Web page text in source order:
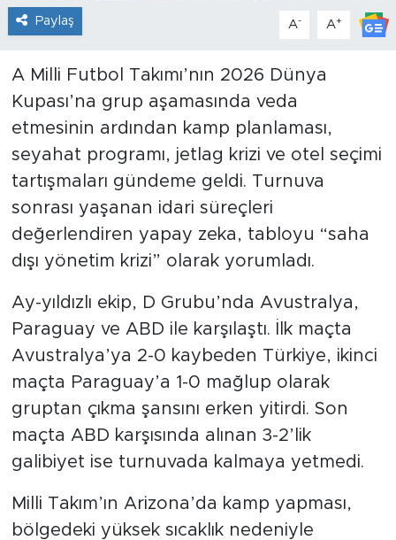
Paylaş A- A+
A Milli Futbol Takımı’nın 2026 Dünya
Kupası’na grup aşamasında veda
etmesinin ardından kamp planlaması,
seyahat programı, jetlag krizi ve otel seçimi
tartışmaları gündeme geldi. Turnuva
sonrası yaşanan idari süreçleri
değerlendiren yapay zeka, tabloyu “saha
dışı yönetim krizi” olarak yorumladı.
Ay-yıldızlı ekip, D Grubu’nda Avustralya,
Paraguay ve ABD ile karşılaştı. İlk maçta
Avustralya’ya 2-0 kaybeden Türkiye, ikinci
maçta Paraguay’a 1-0 mağlup olarak
gruptan çıkma şansını erken yitirdi. Son
maçta ABD karşısında alınan 3-2’lik
galibiyet ise turnuvada kalmaya yetmedi.
Milli Takım’ın Arizona’da kamp yapması,
bölgedeki yüksek sıcaklık nedeniyle